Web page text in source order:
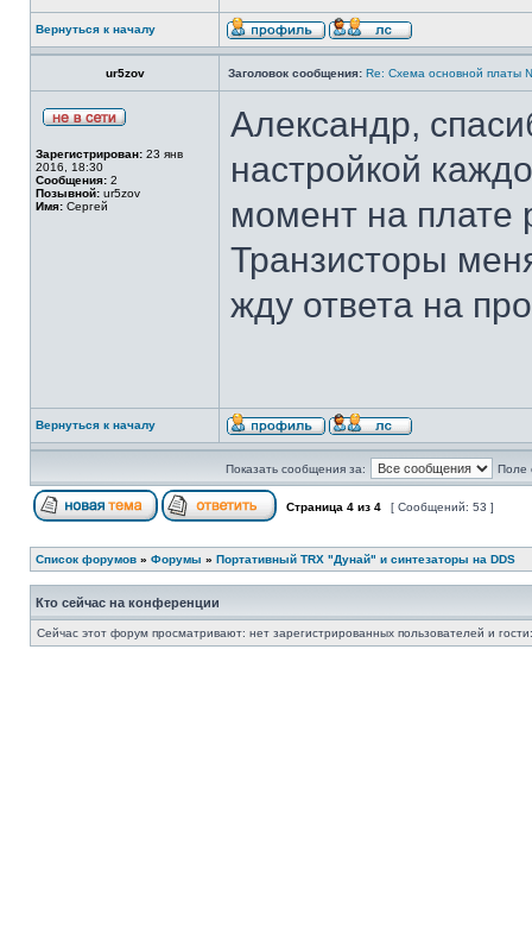
Вернуться к началу
ur5zov Заголовок сообщения: Re: Cхема основной платы
Зарегистрирован: 23 янв
2016, 18:30
Сообщения: 2
Позывной: ur5zov
Имя: Сергей
Александр,
настройкой
момент на плате
Транзисторы
жду ответа на
Вернуться к началу
Показать сообщения за: Поле
Страница 4 из 4 [ Сообщений: 53 ]
Список форумов » Форумы » Портативный TRX "Дунай" и синтезаторы на DDS
Кто сейчас на конференции
Сейчас этот форум просматривают: нет зарегистрированных пользователей и